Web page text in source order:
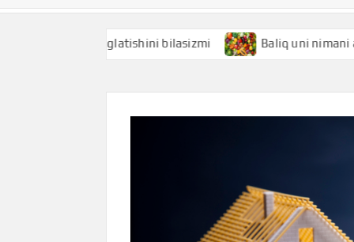
anglatishini bilasizmi Baliq uni nimani